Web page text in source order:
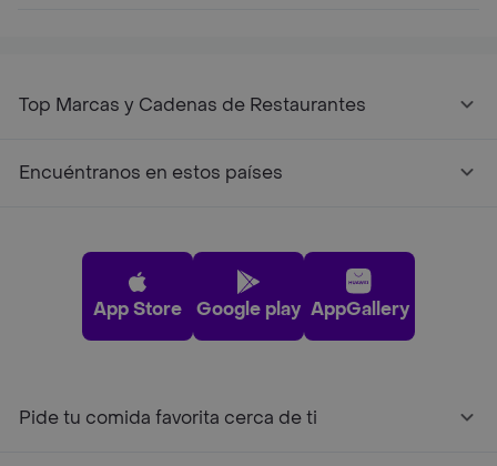
Top Marcas y Cadenas de Restaurantes
Encuéntranos en estos países
App Store Google play AppGallery
Pide tu comida favorita cerca de ti